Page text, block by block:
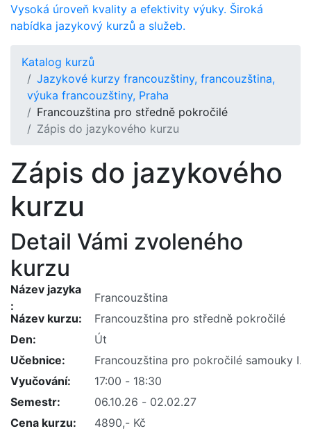
Vysoká úroveň kvality a efektivity výuky. Široká
nabídka jazykový kurzů a služeb.
Katalog kurzů
Jazykové kurzy francouzštiny, francouzština,
výuka francouzštiny, Praha
Francouzština pro středně pokročilé
Zápis do jazykového kurzu
Zápis do jazykového
kurzu
Detail Vámi zvoleného
kurzu
Název jazyka
Název kurzu
Den
Učebnice
Vyučování
Semestr
Cena kurzu